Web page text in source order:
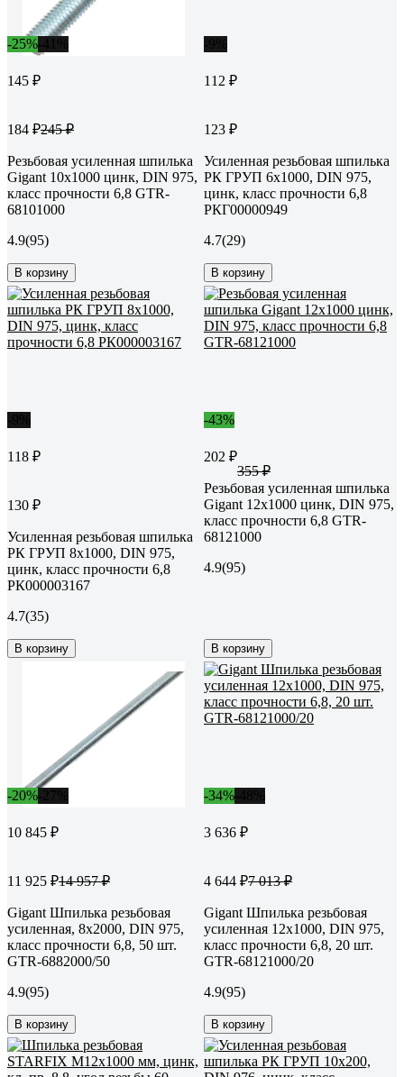
-25%
145 ₽
184 ₽245 ₽
Резьбовая усиленная шпилька
Gigant 10x1000 цинк, DIN 975,
класс прочности 6,8 GTR-
68101000
4.9(95)
В корзину
112 ₽
123 ₽
Усиленная резьбовая шпилька
РК ГРУП 6x1000, DIN 975,
цинк, класс прочности 6,8
РКГ00000949
4.7(29)
В корзину
118 ₽
130 ₽
Усиленная резьбовая шпилька
РК ГРУП 8x1000, DIN 975,
цинк, класс прочности 6,8
РК000003167
4.7(35)
В корзину
-43%
202 ₽
355 ₽
Резьбовая усиленная шпилька
Gigant 12x1000 цинк, DIN 975,
класс прочности 6,8 GTR-
68121000
4.9(95)
В корзину
-20%
10 845 ₽
11 925 ₽14 957 ₽
Gigant Шпилька резьбовая
усиленная, 8x2000, DIN 975,
класс прочности 6,8, 50 шт.
GTR-6882000/50
4.9(95)
В корзину
-34%
3 636 ₽
4 644 ₽7 013 ₽
Gigant Шпилька резьбовая
усиленная 12x1000, DIN 975,
класс прочности 6,8, 20 шт.
GTR-68121000/20
4.9(95)
В корзину